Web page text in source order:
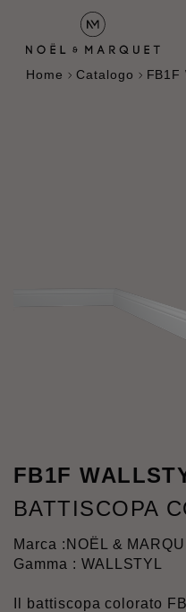
Home Catalogo FB1F
FB1F
BATTISCOPA
Marca : NOËL &
Gamma : WALLSTYL
Il battiscopa colorato